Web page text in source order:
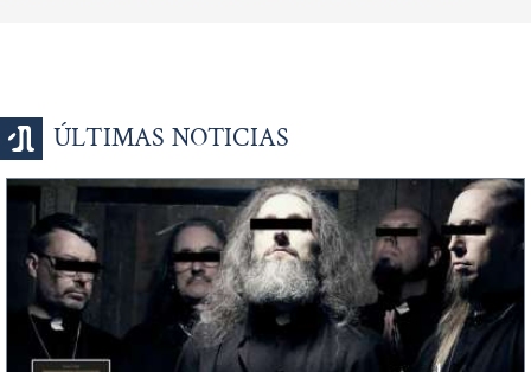
ÚLTIMAS NOTICIAS